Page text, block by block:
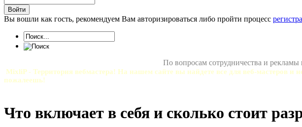
Вы вошли как гость, рекомендуем Вам авторизироваться либо пройти процесс
По вопросам сотрудничества и рекламы
MixliP - Территория вебмастера! На нашем сайте вы найдете все для веб-мастеров
пожалеешь!
Что включает в себя и сколько стоит